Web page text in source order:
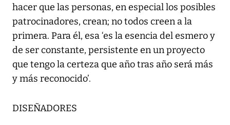
hacer que las personas, en especial los posibles
patrocinadores, crean; no todos creen a la
primera. Para él, esa ‘es la esencia del esmero y
de ser constante, persistente en un proyecto
que tengo la certeza que año tras año será más
y más reconocido’.
DISEÑADORES